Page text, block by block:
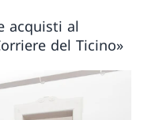
acquisti al
del Ticino»